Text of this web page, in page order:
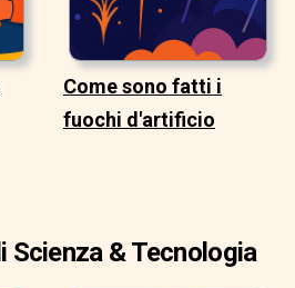
Come sono fatti i
fuochi d'artificio
Scienza & Tecnologia